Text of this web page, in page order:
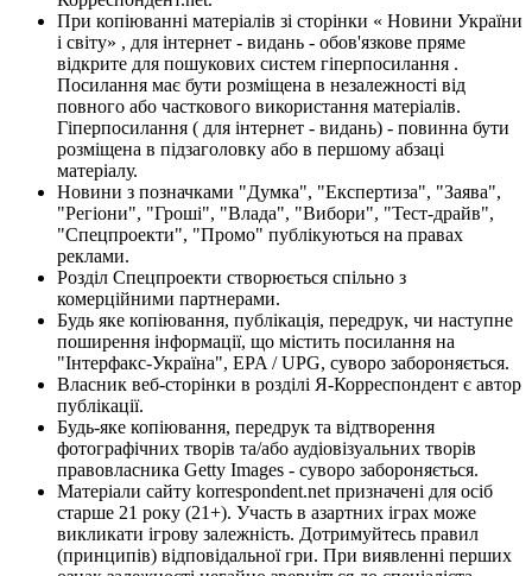
При копіюванні матеріалів зі сторінки « Новини України
і світу» , для інтернет - видань - обов'язкове пряме
відкрите для пошукових систем гіперпосилання .
Посилання має бути розміщена в незалежності від
повного або часткового використання матеріалів.
Гіперпосилання ( для інтернет - видань) - повинна бути
розміщена в підзаголовку або в першому абзаці
матеріалу.
Новини з позначками "Думка", "Експертиза", "Заява",
"Регіони", "Гроші", "Влада", "Вибори", "Тест-драйв",
"Спецпроекти", "Промо" публікуються на правах
реклами.
Розділ Спецпроекти створюється спільно з
комерційними партнерами.
Будь яке копіювання, публікація, передрук, чи наступне
поширення інформації, що містить посилання на
"Інтерфакс-Україна", EPA / UPG, суворо забороняється.
Власник веб-сторінки в розділі Я-Корреспондент є автор
публікації.
Будь-яке копіювання, передрук та відтворення
фотографічних творів та/або аудіовізуальних творів
правовласника Getty Images - суворо забороняється.
Матеріали сайту korrespondent.net призначені для осіб
старше 21 року (21+). Участь в азартних іграх може
викликати ігрову залежність. Дотримуйтесь правил
(принципів) відповідальної гри. При виявленні перших